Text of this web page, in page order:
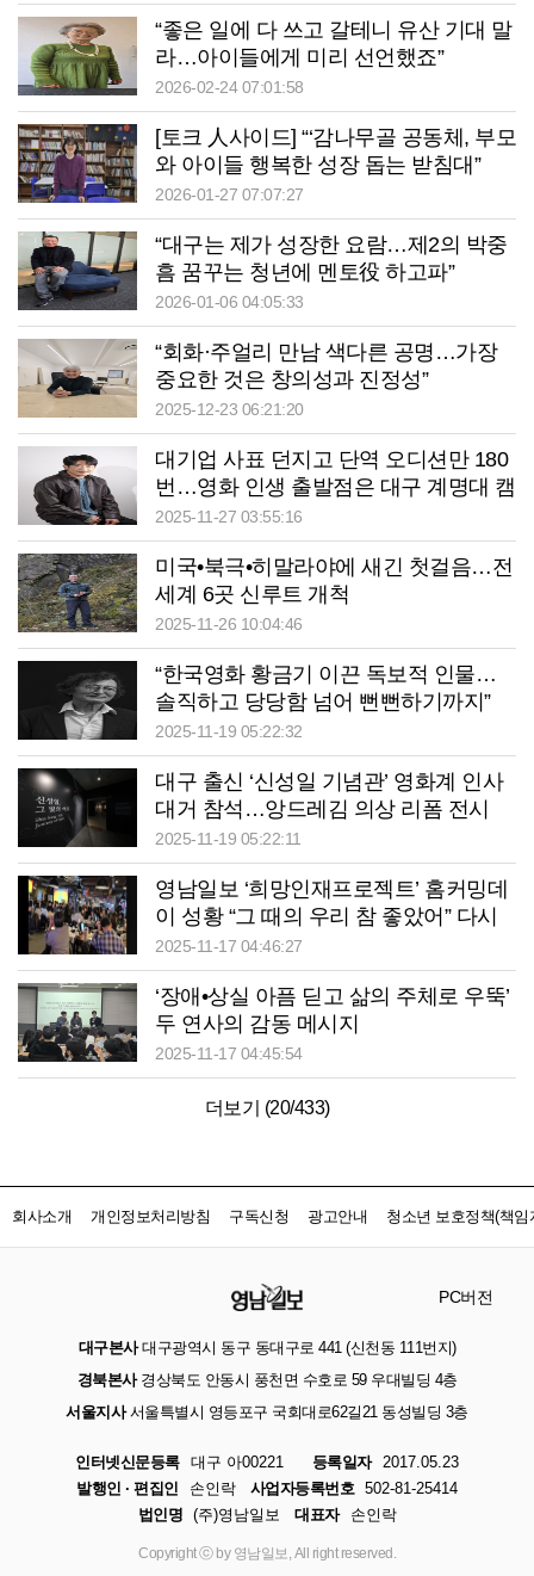
“좋은 일에 다 쓰고 갈테니 유산 기대 말
라…아이들에게 미리 선언했죠”
2026-02-24 07:01:58
[토크 人사이드] “‘감나무골 공동체, 부모
와 아이들 행복한 성장 돕는 받침대”
2026-01-27 07:07:27
“대구는 제가 성장한 요람…제2의 박중
흠 꿈꾸는 청년에 멘토役 하고파”
2026-01-06 04:05:33
“회화·주얼리 만남 색다른 공명…가장
중요한 것은 창의성과 진정성”
2025-12-23 06:21:20
대기업 사표 던지고 단역 오디션만 180
번…영화 인생 출발점은 대구 계명대 캠
퍼스
2025-11-27 03:55:16
미국•북극•히말라야에 새긴 첫걸음…전
세계 6곳 신루트 개척
2025-11-26 10:04:46
“한국영화 황금기 이끈 독보적 인물…
솔직하고 당당함 넘어 뻔뻔하기까지”
2025-11-19 05:22:32
대구 출신 ‘신성일 기념관’ 영화계 인사
대거 참석…앙드레김 의상 리폼 전시
2025-11-19 05:22:11
영남일보 ‘희망인재프로젝트’ 홈커밍데
이 성황 “그 때의 우리 참 좋았어” 다시
만난 희망
2025-11-17 04:46:27
‘장애•상실 아픔 딛고 삶의 주체로 우뚝’
두 연사의 감동 메시지
2025-11-17 04:45:54
더보기 (20/433)
회사소개 개인정보처리방침 구독신청 광고안내 청소년 보호정책(책임
PC버전
대구본사대구광역시 동구 동대구로 441 (신천동 111번지)
경북본사경상북도 안동시 풍천면 수호로 59 우대빌딩 4층
서울지사서울특별시 영등포구 국회대로62길21 동성빌딩 3층
인터넷신문등록 대구 아00221 등록일자
2017.05.23
발행인 · 편집인
손인락 사업자등록번호 502-81-25414
법인명 (주)영남일보 대표자 손인락
Copyright ⓒ by 영남일보, All right reserved.